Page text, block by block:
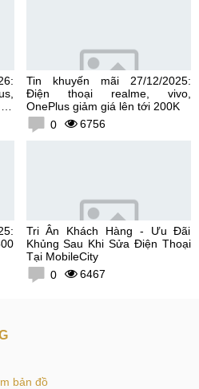
Tin khuyến mãi 27/12/2025:
Điện thoại realme, vivo,
OnePlus giảm giá lên tới 200K
0
6756
Tri Ân Khách Hàng - Ưu Đãi
Khủng Sau Khi Sửa Điện Thoại
Tại MobileCity
0
6467
bản đồ